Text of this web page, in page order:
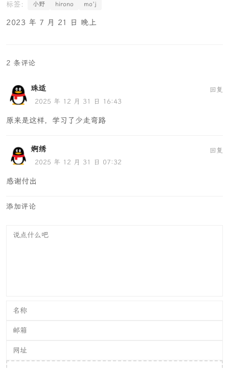
小野 hirono mo'j
2023 年 7 月 21 日 晚上
2 条评论
珠适
2025 年 12 月 31 日 16:43
原来是这样，学习了少走弯路
回复
婀绣
2025 年 12 月 31 日 07:32
感谢付出
回复
添加评论